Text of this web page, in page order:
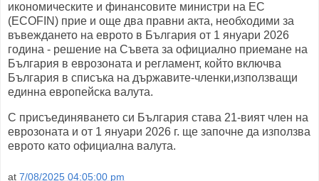
икономическите и финансовите министри на ЕС
(ECOFIN) прие и още два правни акта, необходими за
въвеждането на еврото в България от 1 януари 2026
година - решение на Съвета за официално приемане на
България в еврозоната и регламент, който включва
България в списъка на държавите‑членки,използващи
единна европейска валута.
С присъединяването си България става 21-вият член на
еврозоната и от 1 януари 2026 г. ще започне да използва
еврото като официална валута.
at 7/08/2025 04:05:00 pm